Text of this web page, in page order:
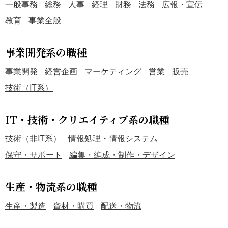
一般事務 総務 人事 経理 財務 法務
広報・宣伝
教育
事業全般
事業開発系の職種
事業開発 経営企画 マーケティング 営業
販売
技術（IT系）
IT・技術・クリエイティブ系の職種
技術（非IT系）
情報処理・情報システム
保守・サポート
編集・編成・制作・デザイン
生産・物流系の職種
生産・製造 資材・購買 配送・物流